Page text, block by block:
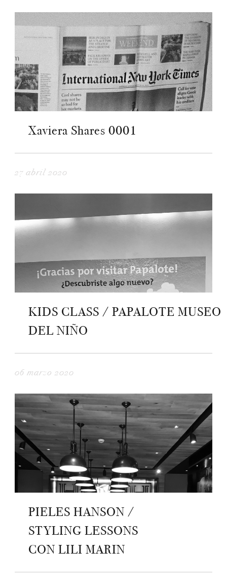
Xaviera Shares 0001
27 abril 2020
KIDS CLASS / PAPALOTE MUSEO
DEL NIÑO
06 marzo 2020
PIELES HANSON /
STYLING LESSONS
CON LILI MARIN